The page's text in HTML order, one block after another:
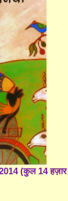
(कुल 14 हज़ार